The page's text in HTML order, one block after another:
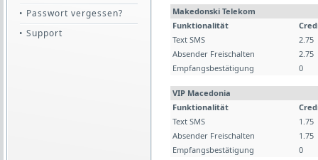
• Passwort vergessen?
• Support
Makedonski Telekom
Funktionalität
Text SMS
2.75
Absender Freischalten
2.75
Empfangsbestätigung
0
VIP Macedonia
Funktionalität
Text SMS
1.75
Absender Freischalten
1.75
Empfangsbestätigung
0